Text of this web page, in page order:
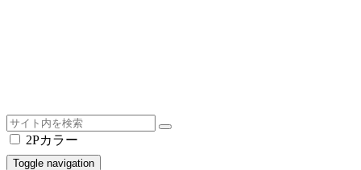
2Pカラー
Toggle navigation